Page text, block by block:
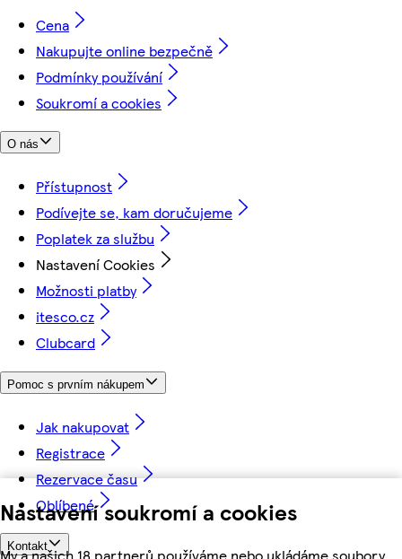
Nastavení soukromí a cookies
My a našich 18 partnerů používáme nebo ukládáme soubory
Cena
Nakupujte online bezpečně
Podmínky používání
Soukromí a cookies
O nás
Přístupnost
Podívejte se, kam doručujeme
Poplatek za službu
Nastavení Cookies
Možnosti platby
itesco.cz
Clubcard
Pomoc s prvním nákupem
Jak nakupovat
Registrace
Rezervace času
Oblíbené
Kontakt